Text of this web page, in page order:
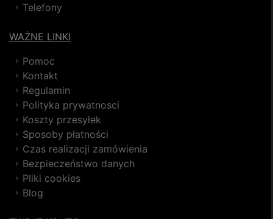
Telefony
WAŻNE LINKI
Pomoc
Kontakt
Regulamin
Polityka prywatnosci
Koszty przesyłek
Sposoby płatności
Czas realizacji zamówienia
Bezpieczeństwo danych
Pliki cookies
Blog